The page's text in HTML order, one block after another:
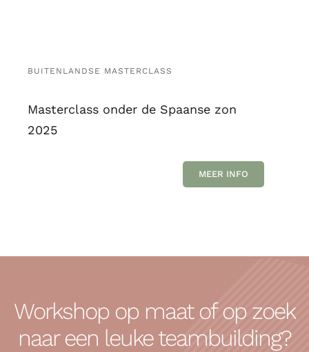
BUITENLANDSE MASTERCLASS
Masterclass onder de Spaanse zon
2025
MEER INFO
Workshop op maat of op zoek
naar een leuke teambuilding?